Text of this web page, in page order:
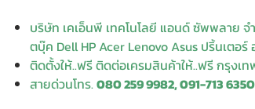
บริษัท เคเอ็นพี เทคโนโลยี แอนด์ ซัพพลาย
ตบุ๊ค Dell HP Acer Lenovo Asus ปริ้นเตอ
ติดตั้งให้..ฟรี ติดต่อเครมสินค้าให้..ฟรี กรุง
สายด่วนโทร.080 259 9982, 091-713 6350